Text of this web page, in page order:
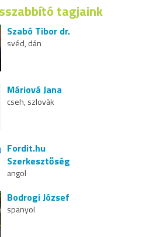
tagjaink
Szabó Tibor dr.
svéd, dán
Máriová Jana
cseh, szlovák
Fordit.hu
Szerkesztőség
angol
Bodrogi József
spanyol